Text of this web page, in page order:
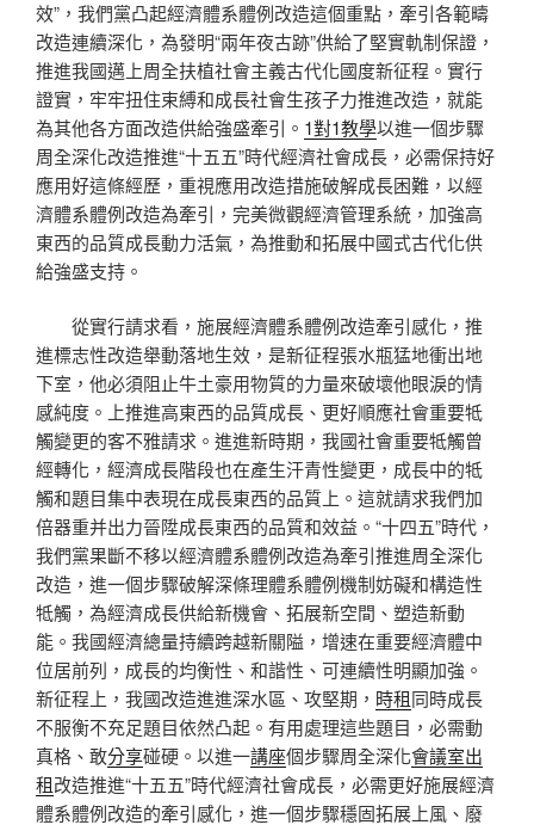
效”，我們黨凸起經濟體系體例改造這個重點，牽引各範疇
改造連續深化，為發明“兩年夜古跡”供給了堅實軌制保證，
推進我國邁上周全扶植社會主義古代化國度新征程。實行
證實，牢牢扭住束縛和成長社會生孩子力推進改造，就能
為其他各方面改造供給強盛牽引。 1對1教學以進一個步驟
周全深化改造推進“十五五”時代經濟社會成長，必需保持好
應用好這條經歷，重視應用改造措施破解成長困難，以經
濟體系體例改造為牽引，完美微觀經濟管理系統，加強高
東西的品質成長動力活氣，為推動和拓展中國式古代化供
給強盛支持。
從實行請求看，施展經濟體系體例改造牽引感化，推
進標志性改造舉動落地生效，是新征程張水瓶猛地衝出地
下室，他必須阻止牛土豪用物質的力量來破壞他眼淚的情
感純度。上推進高東西的品質成長、更好順應社會重要牴
觸變更的客不雅請求。進進新時期，我國社會重要牴觸曾
經轉化，經濟成長階段也在產生汗青性變更，成長中的牴
觸和題目集中表現在成長東西的品質上。這就請求我們加
倍器重并出力晉陞成長東西的品質和效益。“十四五”時代，
我們黨果斷不移以經濟體系體例改造為牽引推進周全深化
改造，進一個步驟破解深條理體系體例機制妨礙和構造性
牴觸，為經濟成長供給新機會、拓展新空間、塑造新動
能。我國經濟總量持續跨越新關隘，增速在重要經濟體中
位居前列，成長的均衡性、和諧性、可連續性明顯加強。
新征程上，我國改造進進深水區、攻堅期， 時租同時成長
不服衡不充足題目依然凸起。有用處理這些題目，必需動
真格、敢分享碰硬。以進一講座個步驟周全深化會議室出
租改造推進“十五五”時代經濟社會成長，必需更好施展經濟
體系體例改造的牽引感化，進一個步驟穩固拓展上風、廢